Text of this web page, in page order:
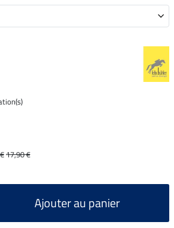
17,90 €
Ajouter au panier